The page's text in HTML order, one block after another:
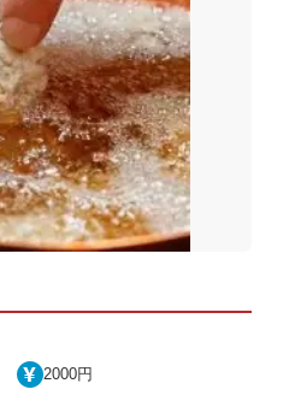
2000円